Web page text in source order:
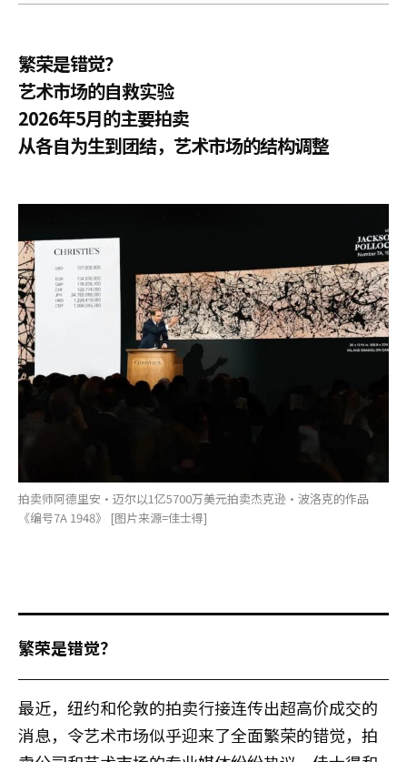
章 小
繁荣是错觉？
艺术市场的自救实验
2026年5月的主要拍卖
从各自为生到团结，艺术市场的结构调整
拍卖师阿德里安·迈尔以1亿5700万美元拍卖杰克逊·波洛克的作品
《编号7A 1948》 [图片来源=佳士得]
繁荣是错觉？
最近，纽约和伦敦的拍卖行接连传出超高价成交的
消息，令艺术市场似乎迎来了全面繁荣的错觉，拍